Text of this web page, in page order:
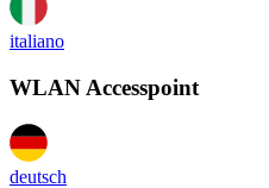
italiano
WLAN Accesspoint
deutsch